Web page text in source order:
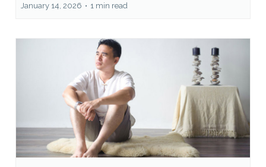
January 14, 2026 • 1 min read